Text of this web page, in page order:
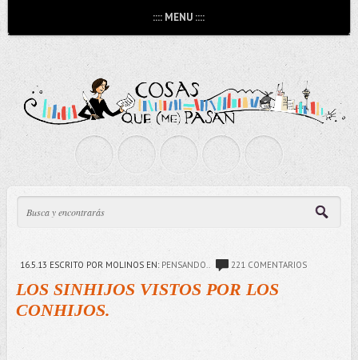
:::: MENU ::::
16.5.13 ESCRITO POR MOLINOS EN: PENSANDO.. 221 COMENTARIOS
LOS SINHIJOS VISTOS POR LOS
CONHIJOS.